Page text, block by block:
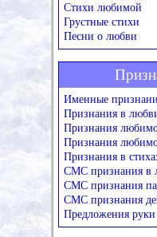
Стихи любимой
Грустные стихи
Песни о любви
Именные
Признания в
Признания
Признания
Признания в
СМС признания в
СМС признания
СМС признания
Предложения руки